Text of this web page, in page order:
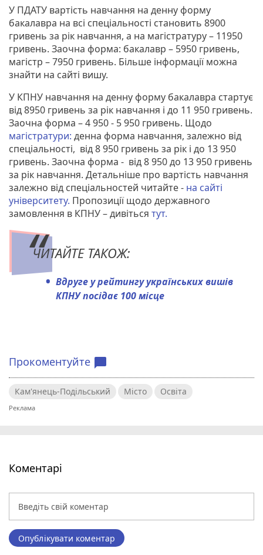
У ПДАТУ вартість навчання на денну форму
бакалавра на всі спеціальності становить 8900
гривень за рік навчання, а на магістратуру – 11950
гривень. Заочна форма: бакалавр – 5950 гривень,
магістр – 7950 гривень. Більше інформації можна
знайти на сайті вишу.
У КПНУ навчання на денну форму бакалавра стартує
від 8950 гривень за рік навчання і до 11 950 гривень.
Заочна форма – 4 950 - 5 950 гривень. Щодо
магістратури: денна форма навчання, залежно від
спеціальності, від 8 950 гривень за рік і до 13 950
гривень. Заочна форма - від 8 950 до 13 950 гривень
за рік навчання. Детальніше про вартість навчання
залежно від спеціальностей читайте - на сайті
університету. Пропозиції щодо державного
замовлення в КПНУ – дивіться тут.
ЧИТАЙТЕ ТАКОЖ:
Вдруге у рейтингу українських вишів
КПНУ посідає 100 місце
Прокоментуйте chat_bubble
Кам'янець-Подільський Місто Освіта
Коментарі
Опублікувати коментар